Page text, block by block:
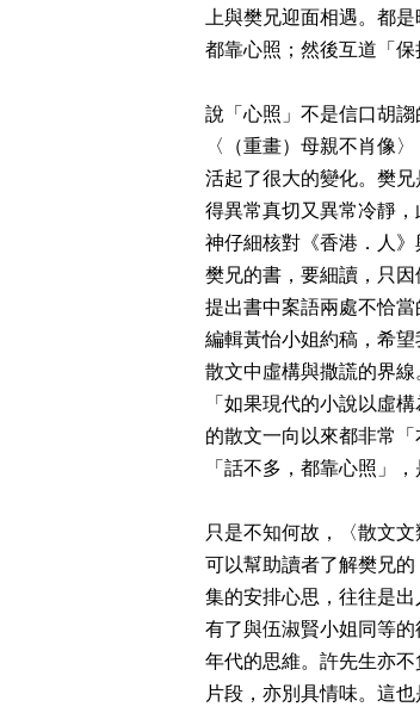
上與樊兄迎面相遇。都
都靠心照；然後互道「保
說「心照」不是信口胡
〈（重畫）母親不肖像
活起了很大的變化。樊
得異常真切又異常冷靜
神仔細核對《香港．人
樊兄的書，要細讀，只
提出書中案語兩處不恰
編輯黃怡小姐約稿，希
散文中虛構與撒謊的界
「如果現代的小說以虛
的散文一向以來都非常
「話不多，都靠心照」
只是不知何故，〈散文
可以幫助讀者了解樊兄
集的安排心思，往往是
有了與伍淑賢小姐同等
年代的思維。許先生亦
片段，亦別具情味。這